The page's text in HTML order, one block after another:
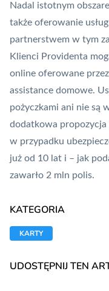
Nadal istotnym
także oferowanie
partnerstwem w tym
Klienci Providenta
online oferowane
assistance domowe.
pożyczkami ani nie są
dodatkowa
w przypadku
już od 10 lat i – jak
zawarło 2 mln polis.
KATEGORIA
KARTY
UDOSTĘPNIJ TEN